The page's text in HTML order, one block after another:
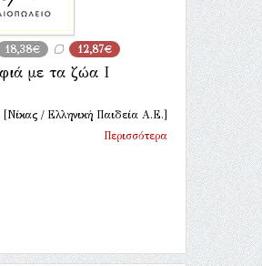
18,38€ 12,87€
με τα ζώα Ι
[Νίκας / Ελληνική Παιδεία Α.Ε.]
Περισσότερα